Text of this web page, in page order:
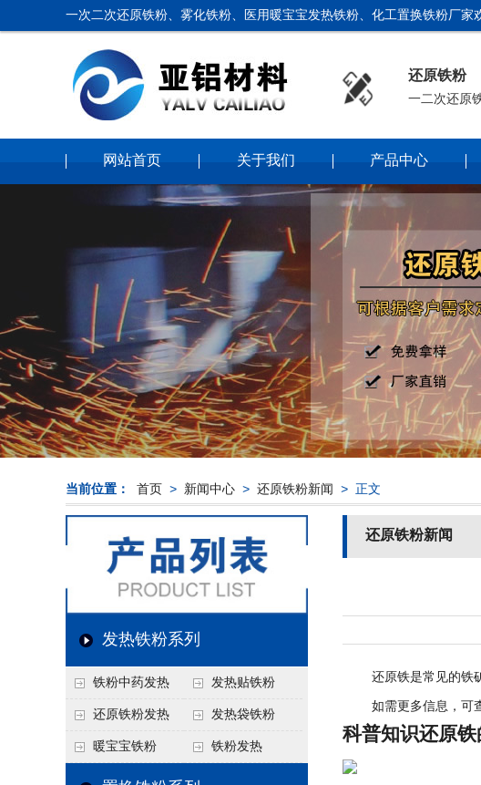
一次二次还原铁粉、雾化铁粉、医用暖宝宝发热铁粉、化工置换铁粉厂家
还原铁粉
一二次还原
网站首页 关于我们 产品中心
当前位置： 首页 > 新闻中心 > 还原铁粉新闻 > 正文
发热铁粉系列
铁粉中药发热 发热贴铁粉
还原铁粉发热 发热袋铁粉
暖宝宝铁粉 铁粉发热
还原铁粉新闻
还原铁是常见的铁矿
如需更多信息，可查
科普知识还原